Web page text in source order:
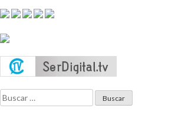
Buscar: